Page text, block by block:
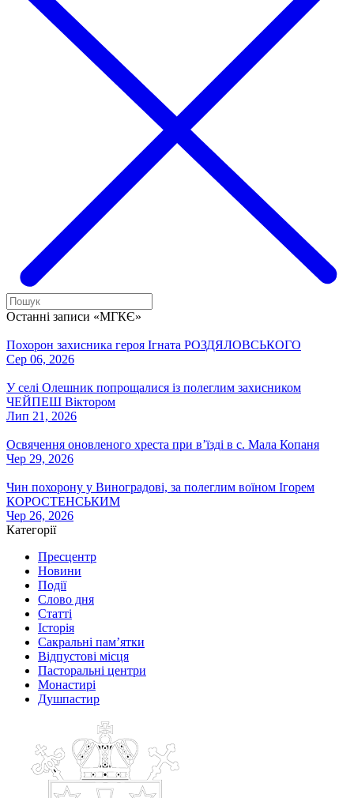
Останні записи «МГКЄ»
Похорон захисника героя Ігната РОЗДЯЛОВСЬКОГО
Сер 06, 2026
У селі Олешник попрощалися із полеглим захисником
ЧЕЙПЕШ Віктором
Лип 21, 2026
Освячення оновленого хреста при вʼїзді в с. Мала Копаня
Чер 29, 2026
Чин похорону у Виноградові, за полеглим воїном Ігорем
КОРОСТЕНСЬКИМ
Чер 26, 2026
Категорії
Пресцентр
Новини
Події
Слово дня
Статті
Історія
Сакральні пам’ятки
Відпустові місця
Пасторальні центри
Монастирі
Душпастир